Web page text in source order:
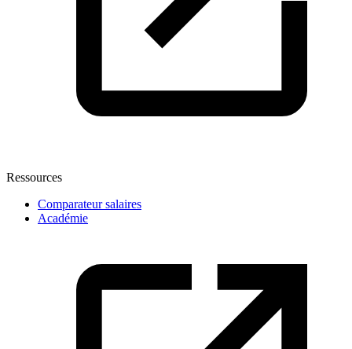
Ressources
Comparateur salaires
Académie